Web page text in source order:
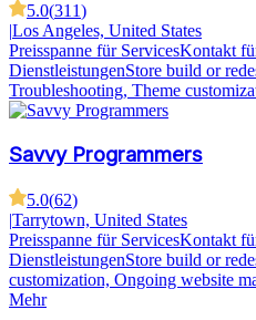
5.0(311)
|Los Angeles, United States
Preisspanne für ServicesKontakt
DienstleistungenStore build or
Troubleshooting, Theme
Savvy Programmers
5.0(62)
|Tarrytown, United States
Preisspanne für ServicesKontakt
DienstleistungenStore build or
customization, Ongoing website
Mehr